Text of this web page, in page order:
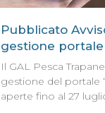
Pubblicato
gestione
Il GAL Pesca
gestione del portale
aperte fino al 27